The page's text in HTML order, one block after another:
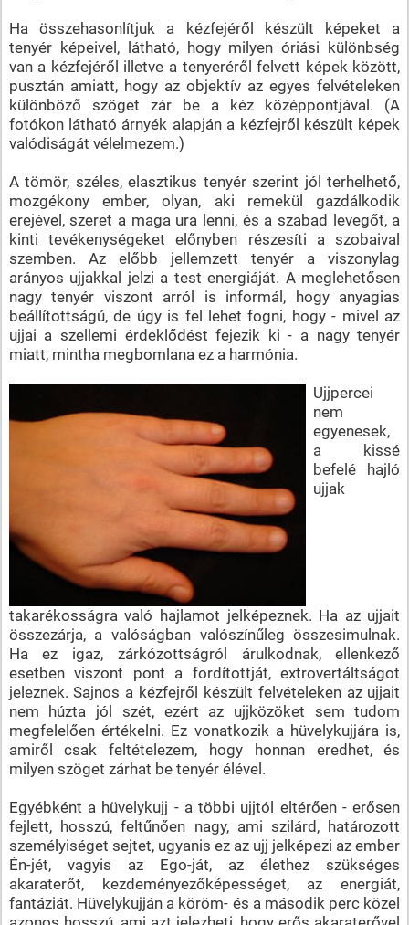
Ha összehasonlítjuk a kézfejéről készült képeket a
tenyér képeivel, látható, hogy milyen óriási különbség
van a kézfejéről illetve a tenyeréről felvett képek között,
pusztán amiatt, hogy az objektív az egyes felvételeken
különböző szöget zár be a kéz középpontjával. (A
fotókon látható árnyék alapján a kézfejről készült képek
valódiságát vélelmezem.)
A tömör, széles, elasztikus tenyér szerint jól terhelhető,
mozgékony ember, olyan, aki remekül gazdálkodik
erejével, szeret a maga ura lenni, és a szabad levegőt, a
kinti tevékenységeket előnyben részesíti a szobaival
szemben. Az előbb jellemzett tenyér a viszonylag
arányos ujjakkal jelzi a test energiáját. A meglehetősen
nagy tenyér viszont arról is informál, hogy anyagias
beállítottságú, de úgy is fel lehet fogni, hogy - mivel az
ujjai a szellemi érdeklődést fejezik ki - a nagy tenyér
miatt, mintha megbomlana ez a harmónia.
Ujjpercei
nem
egyenesek,
a kissé
befelé hajló
ujjak
takarékosságra való hajlamot jelképeznek. Ha az ujjait
összezárja, a valóságban valószínűleg összesimulnak.
Ha ez igaz, zárkózottságról árulkodnak, ellenkező
esetben viszont pont a fordítottját, extrovertáltságot
jeleznek. Sajnos a kézfejről készült felvételeken az ujjait
nem húzta jól szét, ezért az ujjközöket sem tudom
megfelelően értékelni. Ez vonatkozik a hüvelykujjára is,
amiről csak feltételezem, hogy honnan eredhet, és
milyen szöget zárhat be tenyér élével.
Egyébként a hüvelykujj - a többi ujjtól eltérően - erősen
fejlett, hosszú, feltűnően nagy, ami szilárd, határozott
személyiséget sejtet, ugyanis ez az ujj jelképezi az ember
Én-jét, vagyis az Ego-ját, az élethez szükséges
akaraterőt, kezdeményezőképességet, az energiát,
fantáziát. Hüvelykujján a köröm- és a második perc közel